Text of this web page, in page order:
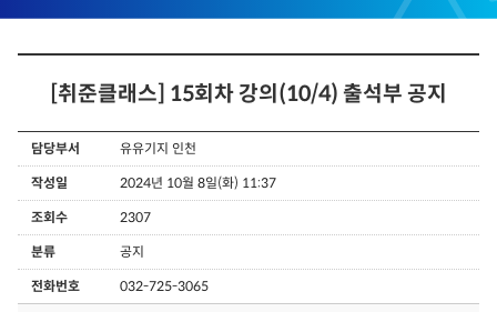
[취준클래스] 15회차 강의(10/4) 출석부 공지
담당부서 유유기지 인천
작성일 2024년 10월 8일(화) 11:37
조회수 2307
분류 공지
전화번호 032-725-3065